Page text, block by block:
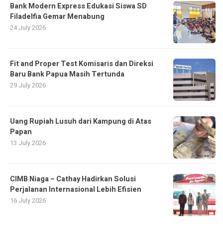
Bank Modern Express Edukasi Siswa SD
Filadelfia Gemar Menabung
24 July 2026
Fit and Proper Test Komisaris dan Direksi
Baru Bank Papua Masih Tertunda
29 July 2026
Uang Rupiah Lusuh dari Kampung di Atas
Papan
13 July 2026
CIMB Niaga – Cathay Hadirkan Solusi
Perjalanan Internasional Lebih Efisien
16 July 2026